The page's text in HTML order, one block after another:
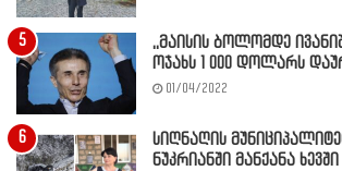
,,მაისის ბოლომდე
ოჯახს 1 000 დოლარს
01/04/2022
სიღნაღის
ნუკრიანში მანქანა